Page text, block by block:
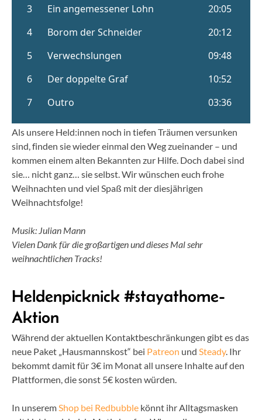
Als unsere Held:innen noch in tiefen Träumen versunken
sind, finden sie wieder einmal den Weg zueinander – und
kommen einem alten Bekannten zur Hilfe. Doch dabei sind
sie… nicht ganz… sie selbst. Wir wünschen euch frohe
Weihnachten und viel Spaß mit der diesjährigen
Weihnachtsfolge!
Musik: Julian Mann
Vielen Dank für die großartigen und dieses Mal sehr
weihnachtlichen Tracks!
Heldenpicknick #stayathome-
Aktion
Während der aktuellen Kontaktbeschränkungen gibt es das
neue Paket „Hausmannskost“ bei Patreon und Steady. Ihr
bekommt damit für 3€ im Monat all unsere Inhalte auf den
Plattformen, die sonst 5€ kosten würden.
In unseremShop bei Redbubble könnt ihr Alltagsmasken